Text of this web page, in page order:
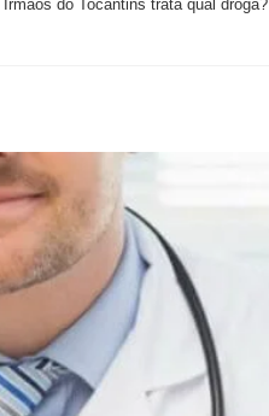
do Tocantins trata qual droga?